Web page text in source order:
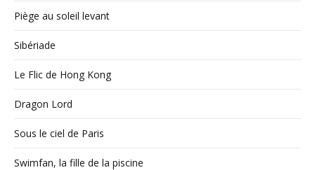
Piège au soleil levant
Sibériade
Le Flic de Hong Kong
Dragon Lord
Sous le ciel de Paris
Swimfan, la fille de la piscine